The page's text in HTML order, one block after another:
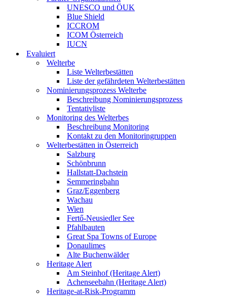
UNESCO und ÖUK
Blue Shield
ICCROM
ICOM Österreich
IUCN
Evaluiert
Welterbe
Liste Welterbestätten
Liste der gefährdeten Welterbestätten
Nominierungsprozess Welterbe
Beschreibung Nominierungsprozess
Tentativliste
Monitoring des Welterbes
Beschreibung Monitoring
Kontakt zu den Monitoringruppen
Welterbestätten in Österreich
Salzburg
Schönbrunn
Hallstatt-Dachstein
Semmeringbahn
Graz/Eggenberg
Wachau
Wien
Fertő-Neusiedler See
Pfahlbauten
Great Spa Towns of Europe
Donaulimes
Alte Buchenwälder
Heritage Alert
Am Steinhof (Heritage Alert)
Achenseebahn (Heritage Alert)
Heritage-at-Risk-Programm